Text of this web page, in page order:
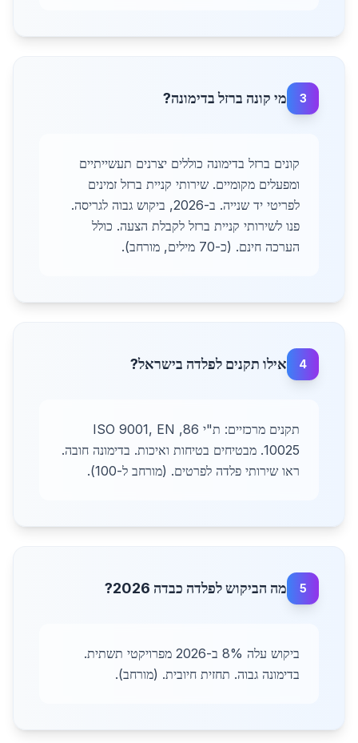
3 מי קונה ברזל בדימונה?
קונים ברזל בדימונה כוללים יצרנים תעשייתיים
ומפעלים מקומיים. שירותי קניית ברזל זמינים
לפריטי יד שנייה. ב-2026, ביקוש גבוה לגריסה.
פנו לשירותי קניית ברזל לקבלת הצעה. כולל
הערכה חינם. (כ-70 מילים, מורחב).
4 אילו תקנים לפלדה בישראל?
תקנים מרכזיים: ת"י 86, ISO 9001, EN
10025. מבטיחים בטיחות ואיכות. בדימונה חובה.
ראו שירותי פלדה לפרטים. (מורחב ל-100).
5 מה הביקוש לפלדה כבדה 2026?
ביקוש עלה 8% ב-2026 מפרויקטי תשתית.
בדימונה גבוה. תחזית חיובית. (מורחב).